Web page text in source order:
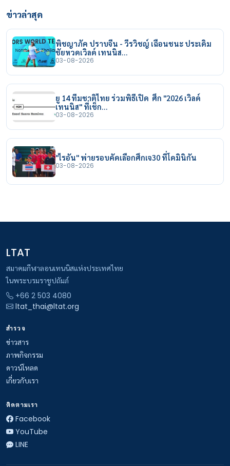
ข่าวล่าสุด
พิชญาภัค ปราบจีน - วีรวิชญ์ เฉือนชนะ ประเดิม
ชัยหวดเวิลด์ เทนนิส…
03-08-2026
ยู 14 ทีมชาติไทย ร่วมพิธีเปิด ศึก "2026 เวิลด์
เทนนิส" ที่เช็ก…
03-08-2026
"ไรอัน" พ่ายรอบคัดเลือกศึกเจ30 ที่โดมินิกัน
03-08-2026
LTAT
สมาคมกีฬาลอนเทนนิสแห่งประเทศไทย
ในพระบรมราชูปถัมภ์
+66 2 503 4080
ltat_thai@ltat.org
สำรวจ
ข่าวสาร
ภาพกิจกรรม
ดาวน์โหลด
เกี่ยวกับเรา
ติดตามเรา
Facebook
YouTube
LINE